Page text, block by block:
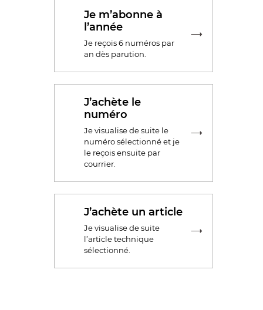
Je m’abonne à
l’année
Je reçois 6 numéros par
an dès parution.
J’achète le
numéro
Je visualise de suite le
numéro sélectionné et je
le reçois ensuite par
courrier.
J’achète un article
Je visualise de suite
l’article technique
sélectionné.